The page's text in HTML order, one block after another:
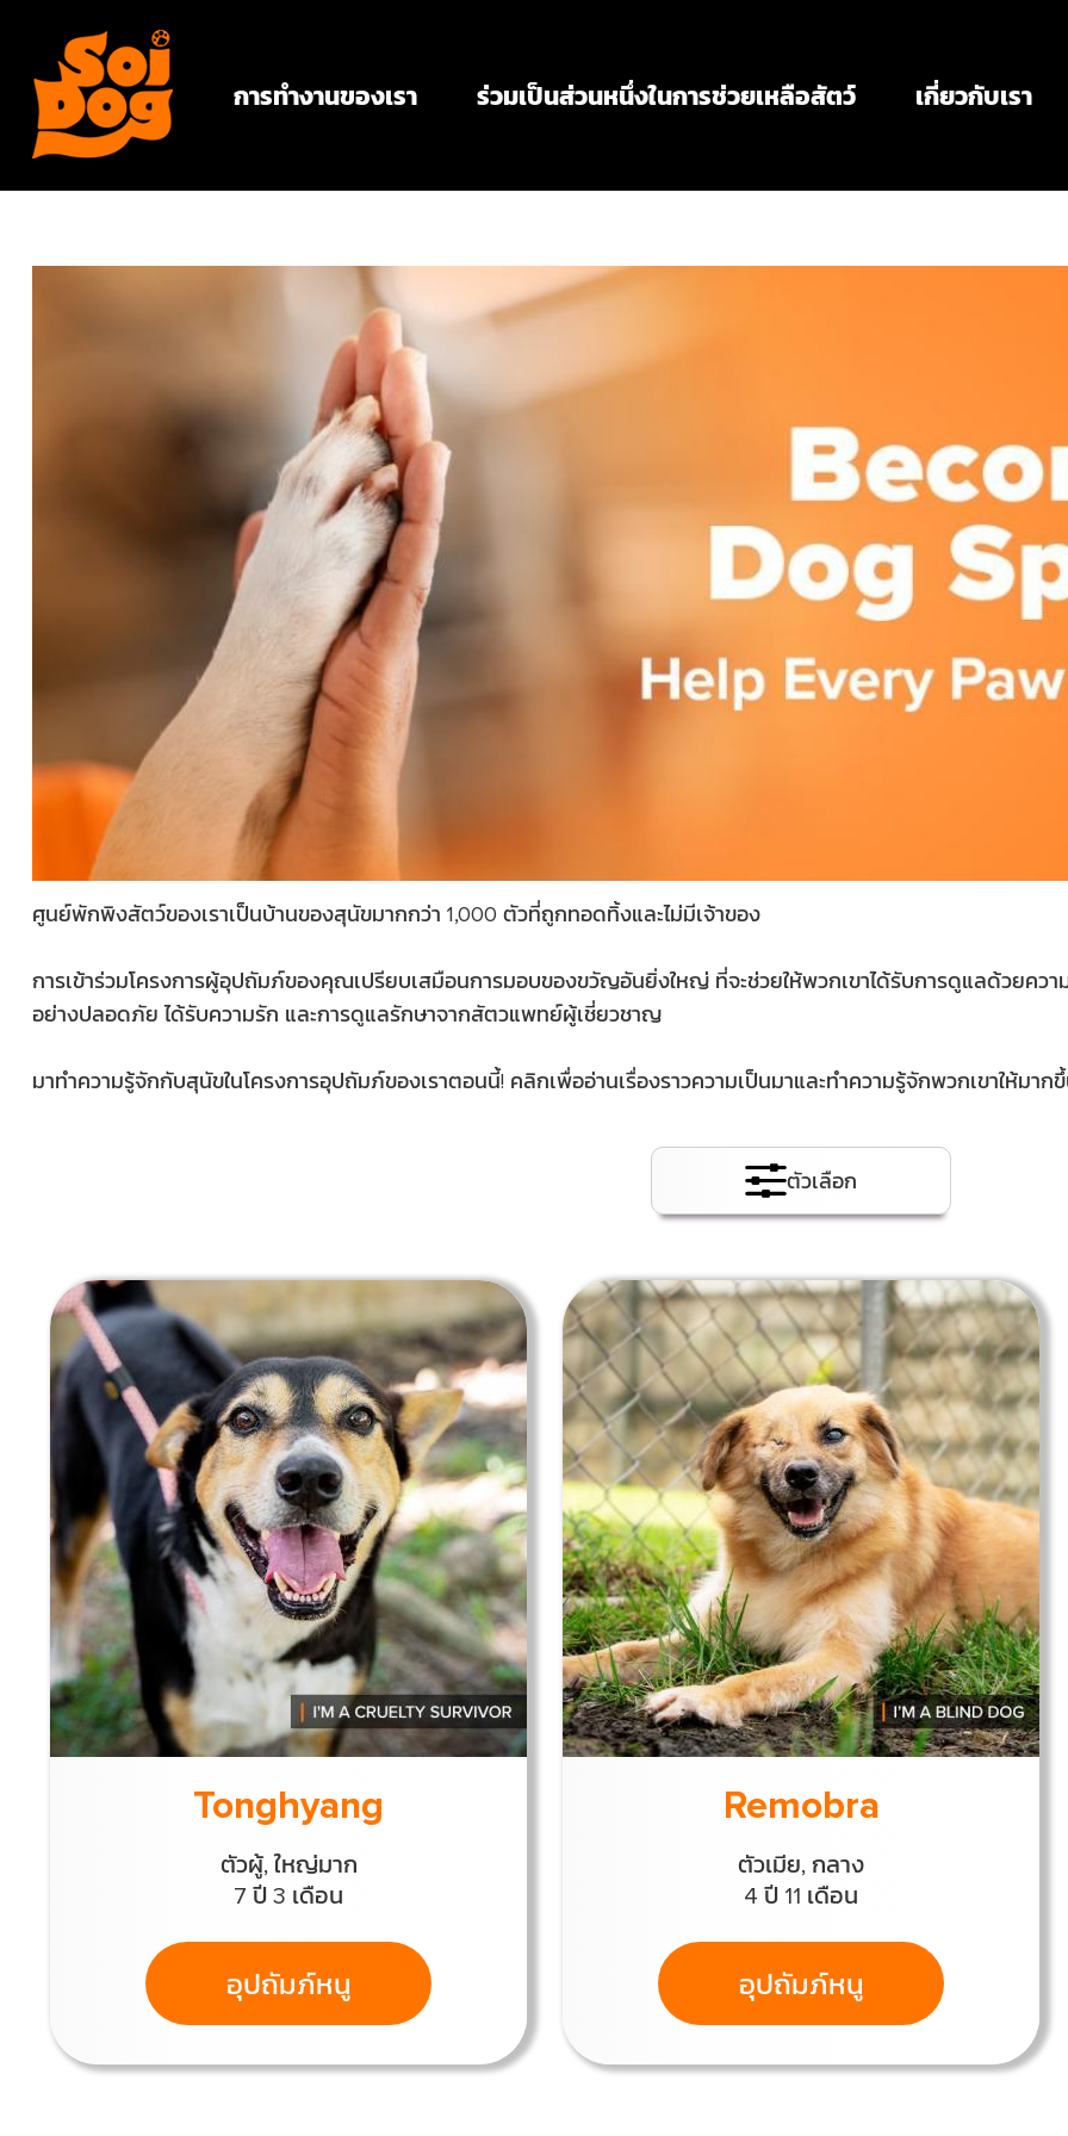
การทำงานของเรา ร่วมเป็นส่วนหนึ่งในการช่วยเหลือสัตว์ เกี่ยวกับเรา
ศูนย์พักพิงสัตว์ของเราเป็นบ้านของสุนัขมากกว่า 1,000 ตัวที่ถูกทอดทิ้งและไม่มีเจ้าของ
การเข้าร่วมโครงการผู้อุปถัมภ์ของคุณเปรียบเสมือนการมอบของขวัญอันยิ่งใหญ่ ที่จะช่วยให้พวกเขาได้รับการดูแลด้วยคว
อย่างปลอดภัย ได้รับความรัก และการดูแลรักษาจากสัตวแพทย์ผู้เชี่ยวชาญ
มาทำความรู้จักกับสุนัขในโครงการอุปถัมภ์ของเราตอนนี้! คลิกเพื่ออ่านเรื่องราวความเป็นมาและทำความรู้จักพวกเขาให้มาก
ตัวเลือก
Tonghyang
ตัวผู้, ใหญ่มาก
7 ปี 3 เดือน
อุปถัมภ์หนู
Remobra
ตัวเมีย, กลาง
4 ปี 11 เดือน
อุปถัมภ์หนู
Load
More